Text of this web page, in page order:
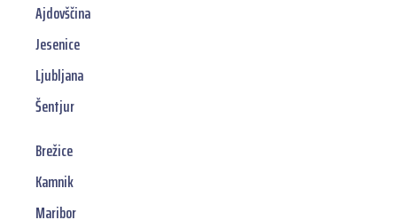
Ajdovščina
Jesenice
Ljubljana
Šentjur
Brežice
Kamnik
Maribor